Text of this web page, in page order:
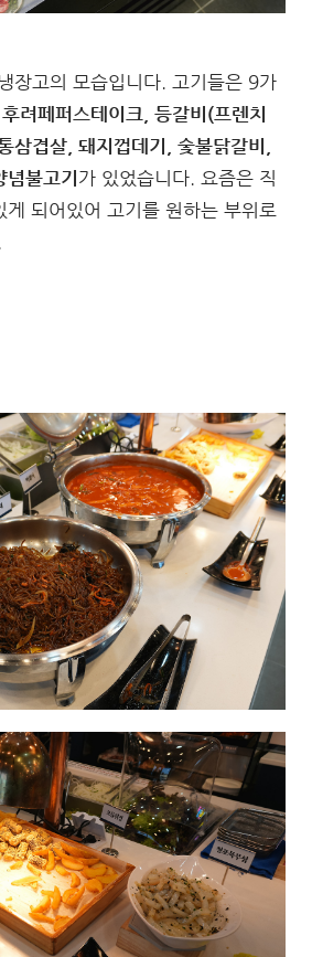
장고의 모습입니다. 고기들은 9가
후려페퍼스테이크, 등갈비(프렌치
삼겹살, 돼지껍데기, 숯불닭갈비,
불고기 가 있었습니다. 요즘은 직
게 되어있어 고기를 원하는 부위로